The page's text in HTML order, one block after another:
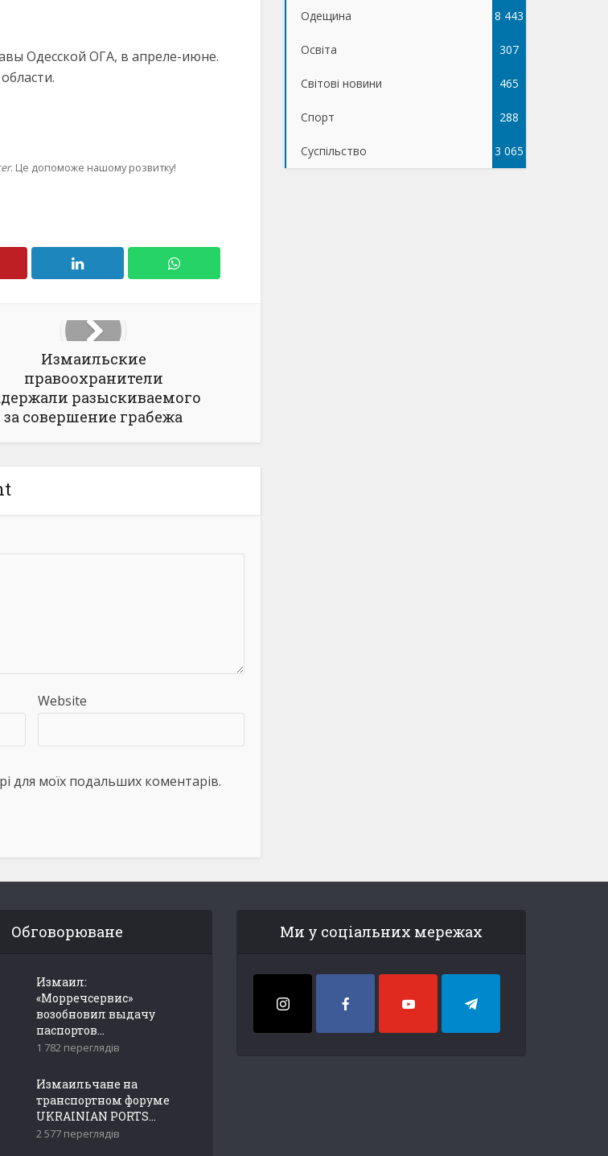
Одесской ОГА, в апреле-июне.
. Це допоможе нашому розвитку!
Измаильские
правоохранители
разыскиваемого
за совершение грабежа
Website
для моїх подальших коментарів.
Одещина 8 443
Освіта 307
Світові новини 465
Спорт 288
Суспільство 3 065
Обговорюване
Измаил:
«Морречсервис»
возобновил выдачу
паспортов...
1 782 переглядів
Измаильчане на
транспортном форуме
UKRAINIAN PORTS...
2 577 переглядів
Ми у соціальних мережах